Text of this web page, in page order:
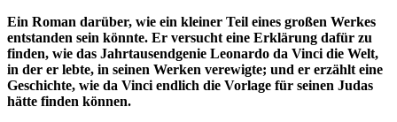
Ein Roman darüber, wie ein kleiner Teil eines großen Werkes
entstanden sein könnte. Er versucht eine Erklärung dafür zu
finden, wie das Jahrtausendgenie Leonardo da Vinci die Welt,
in der er lebte, in seinen Werken verewigte; und er erzählt eine
Geschichte, wie da Vinci endlich die Vorlage für seinen Judas
hätte finden können.